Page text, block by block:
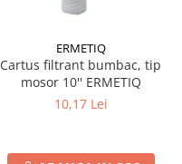
ERMETIQ
Cartus filtrant bumbac, tip
mosor 10'' ERMETIQ
10,17 Lei